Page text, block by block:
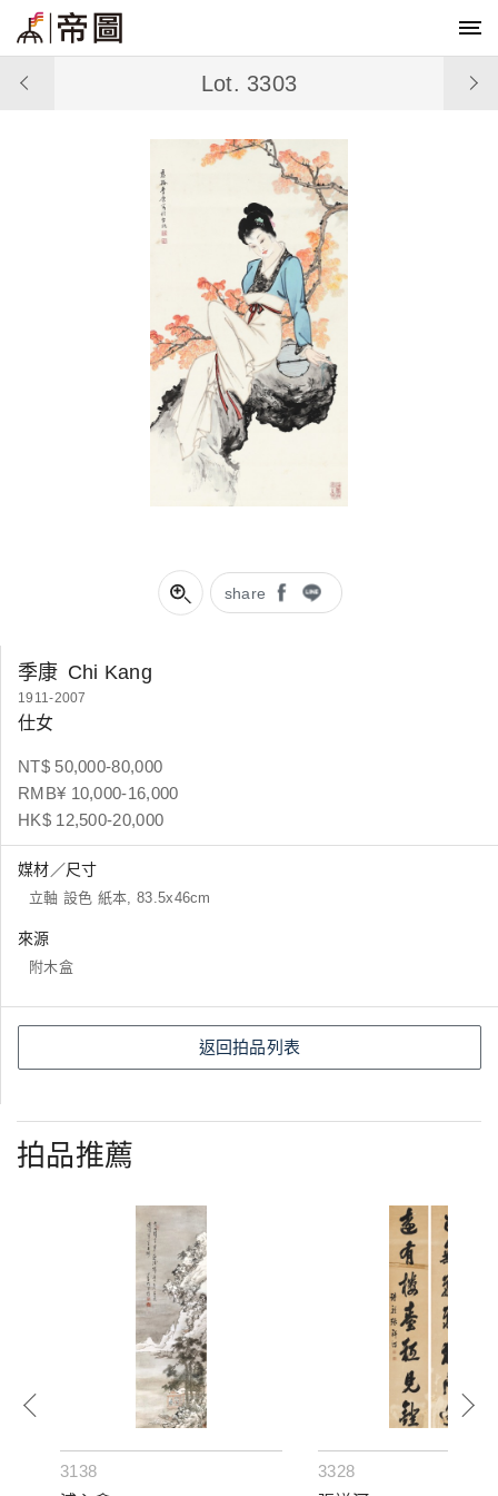
share
Lot. 3303
季康 Chi Kang
1911-2007
仕女
NT$ 50,000-80,000
RMB¥ 10,000-16,000
HK$ 12,500-20,000
媒材／尺寸
立軸 設色 紙本, 83.5x46cm
來源
附木盒
返回拍品列表
拍品推薦
3138
3328